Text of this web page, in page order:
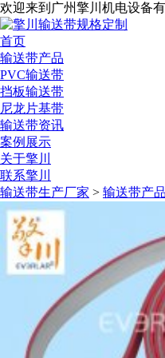
欢迎来到广州擎川机电设备有
首页
输送带产品
PVC输送带
挡板输送带
尼龙片基带
输送带资讯
案例展示
关于擎川
联系擎川
输送带生产厂家 > 输送带产品